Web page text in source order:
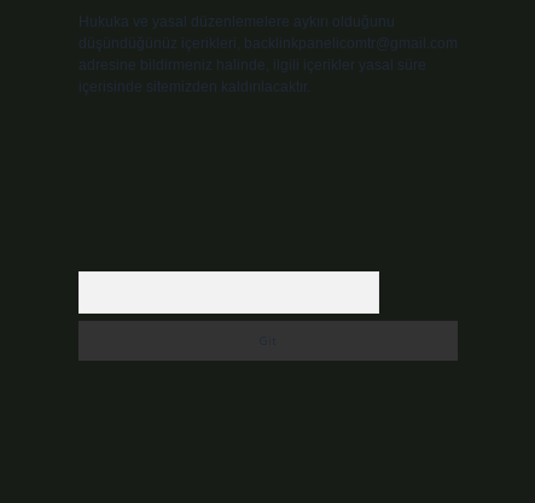
Hukuka ve yasal düzenlemelere aykırı olduğunu
düşündüğünüz içerikleri, backlinkpanelicomtr@gmail.com
adresine bildirmeniz halinde, ilgili içerikler yasal süre
içerisinde sitemizden kaldırılacaktır.